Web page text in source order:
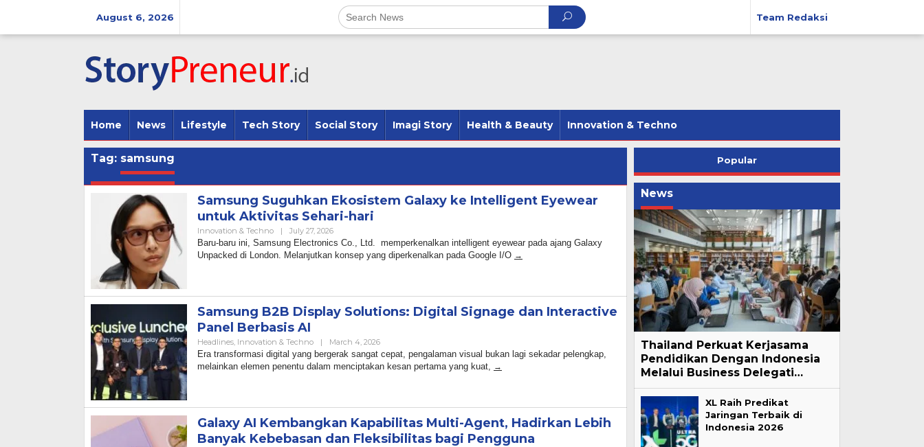
August 6, 2026 Team Redaksi
Home News Lifestyle Tech Story Social Story Imagi Story Health & Beauty Innovation & Techno
Tag: samsung
Samsung Suguhkan Ekosistem Galaxy ke Intelligent Eyewear
untuk Aktivitas Sehari-hari
Innovation & Techno | July 27, 2026By
Admin
Baru-baru ini, Samsung Electronics Co., Ltd. memperkenalkan intelligent eyewear pada ajang Galaxy
Unpacked di London. Melanjutkan konsep yang diperkenalkan pada Google I/O
Samsung B2B Display Solutions: Digital Signage dan Interactive
Panel Berbasis AI
Headlines, Innovation & Techno | March 4, 2026By
Admin
Era transformasi digital yang bergerak sangat cepat, pengalaman visual bukan lagi sekadar pelengkap,
melainkan elemen penentu dalam menciptakan kesan pertama yang kuat,
Galaxy AI Kembangkan Kapabilitas Multi-Agent, Hadirkan Lebih
Banyak Kebebasan dan Fleksibilitas bagi Pengguna
Popular
News
Thailand Perkuat Kerjasama
Pendidikan Dengan Indonesia
Melalui Business Delegati…
XL Raih Predikat
Jaringan Terbaik di
Indonesia 2026